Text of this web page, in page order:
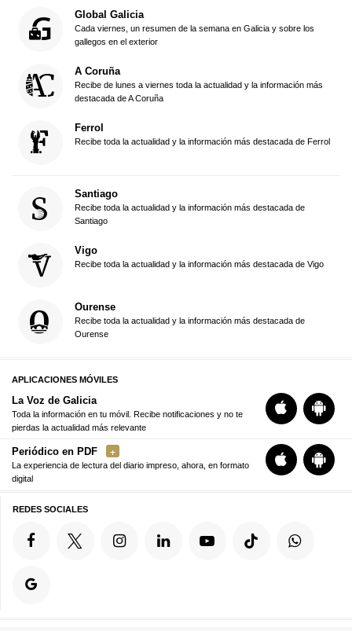
Global Galicia
Cada viernes, un resumen de la semana en Galicia y sobre los
gallegos en el exterior
A Coruña
Recibe de lunes a viernes toda la actualidad y la información más
destacada de A Coruña
Ferrol
Recibe toda la actualidad y la información más destacada de Ferrol
Santiago
Recibe toda la actualidad y la información más destacada de
Santiago
Vigo
Recibe toda la actualidad y la información más destacada de Vigo
Ourense
Recibe toda la actualidad y la información más destacada de
Ourense
APLICACIONES MÓVILES
La Voz de Galicia
Toda la información en tu móvil. Recibe notificaciones y no te
pierdas la actualidad más relevante
Periódico en PDF
La experiencia de lectura del diario impreso, ahora, en formato
digital
REDES SOCIALES